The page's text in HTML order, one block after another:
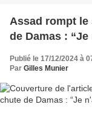
Assad rompt le
de Damas :
Publié le 17/12/2024 à
Par Gilles Munier